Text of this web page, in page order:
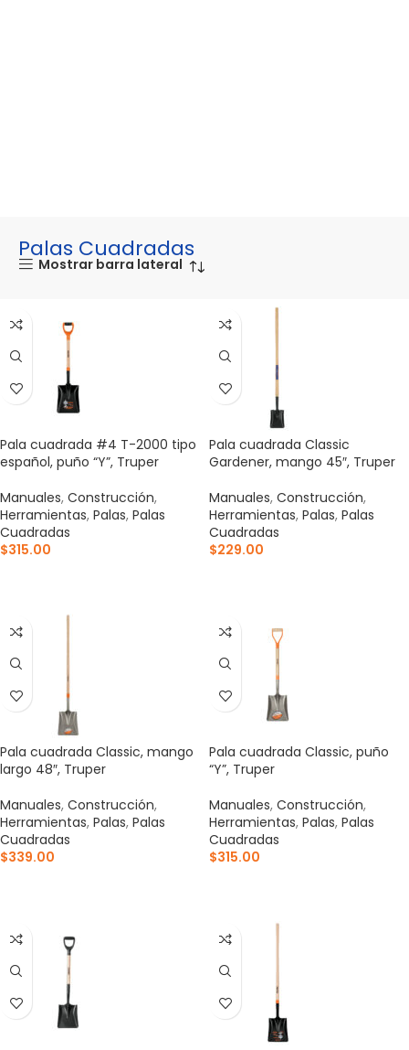
Palas Cuadradas
Mostrar barra lateral
Pala cuadrada #4 T-2000 tipo
español, puño “Y”, Truper
Manuales, Construcción,
Herramientas, Palas, Palas
Cuadradas
$315.00
Pala cuadrada Classic
Gardener, mango 45″, Truper
Manuales, Construcción,
Herramientas, Palas, Palas
Cuadradas
$229.00
Pala cuadrada Classic, mango
largo 48″, Truper
Manuales, Construcción,
Herramientas, Palas, Palas
Cuadradas
$339.00
Pala cuadrada Classic, puño
“Y”, Truper
Manuales, Construcción,
Herramientas, Palas, Palas
Cuadradas
$315.00